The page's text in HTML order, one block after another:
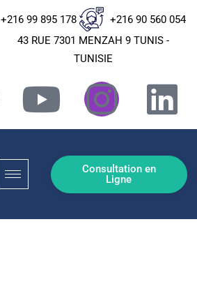
+216 99 895 178
+216 90 560 054
43 RUE 7301 MENZAH 9 TUNIS -
TUNISIE
Consultation en
Ligne